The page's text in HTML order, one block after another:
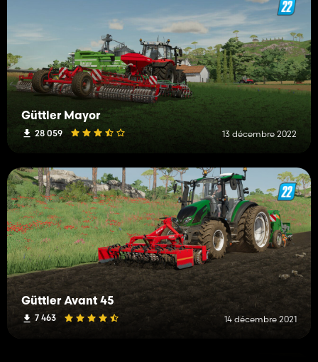
Güttler Mayor
28 059 13 décembre 2022
Güttler Avant 45
7 463 14 décembre 2021